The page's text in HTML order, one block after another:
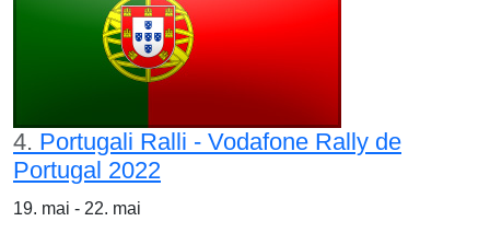
4. Portugali Ralli - Vodafone Rally de
Portugal 2022
19. mai - 22. mai